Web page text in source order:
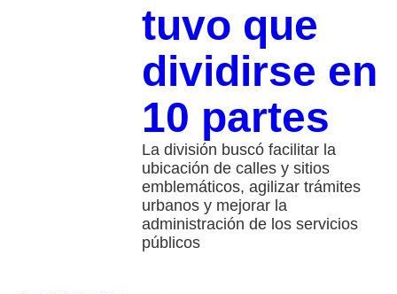
tuvo que
dividirse en
10 partes
La división buscó facilitar la
ubicación de calles y sitios
emblemáticos, agilizar trámites
urbanos y mejorar la
administración de los servicios
públicos